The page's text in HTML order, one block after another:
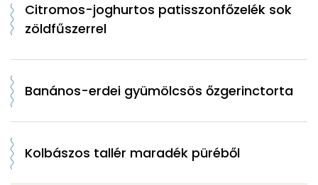
Citromos-joghurtos patisszonfőzelék sok
zöldfűszerrel
Banános-erdei gyümölcsös őzgerinctorta
Kolbászos tallér maradék püréből